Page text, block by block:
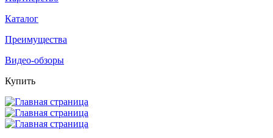
Каталог
Преимущества
Видео-обзоры
Купить